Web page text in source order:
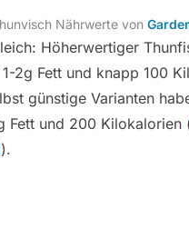
Nährwerte von
Höherwertiger
2g Fett und knapp 100
günstige Varianten
Fett und 200 Kilokalorien
).